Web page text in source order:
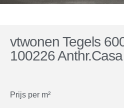
vtwonen Tegels
100226
Prijs per m²